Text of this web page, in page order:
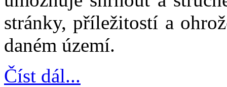
stránky, příležitostí a
daném území.
Číst dál...